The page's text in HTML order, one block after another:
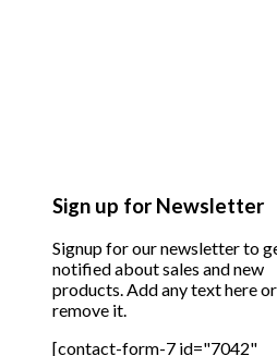
Sign up for Newsletter
Signup for our newsletter to
notified about sales and new
products. Add any text here or
remove it.
[contact-form-7 id="7042"